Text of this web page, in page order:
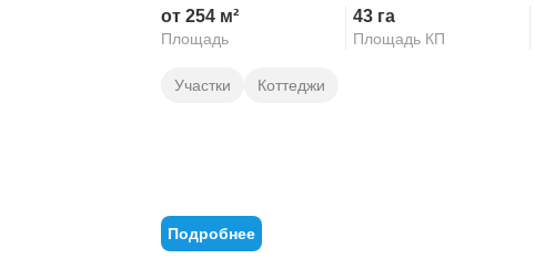
от 254 м²
Площадь
43 га
Площадь КП
Участки Коттеджи
Подробнее